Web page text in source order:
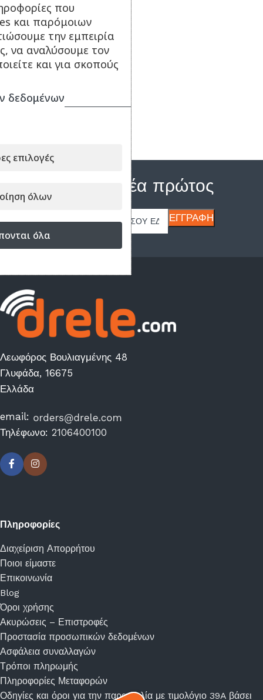
Μάθε τα νέα πρώτος
Λεωφόρος Βουλιαγμένης 48
Γλυφάδα, 16675
Ελλάδα
email:
Τηλέφωνο: 2106400100
Πληροφορίες
Διαχείριση Απορρήτου
Ποιοι είμαστε
Επικοινωνία
Blog
Όροι χρήσης
Ακυρώσεις – Επιστροφές
Προστασία προσωπικών δεδομένων
Ασφάλεια συναλλαγών
Τρόποι πληρωμής
Πληροφορίες Μεταφορών
Οδηγίες και όροι για την παραγγελία με τιμολόγιο 39A βάσει
που
και παρόμοιων
την εμπειρία
να αναλύσουμε τον
και για σκοπούς
δεδομένων
επιλογές
όλων
όλα